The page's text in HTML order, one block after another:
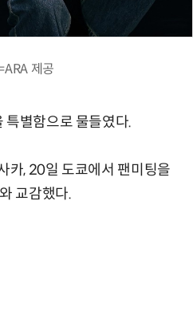
제공
특별함으로 물들였다.
카, 20일 도쿄에서 팬미팅을
교감했다.